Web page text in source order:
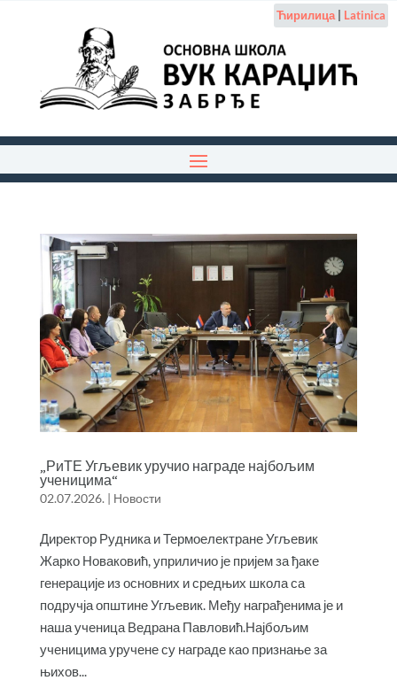
Ћирилица| Latinica
„РиТЕ Угљевик уручио награде најбољим
ученицима“
02.07.2026. | Новости
Директор Рудника и Термоелектране Угљевик
Жарко Новаковић, уприличио је пријем за ђаке
генерације из основних и средњих школа са
подручја општине Угљевик. Међу награђенима је и
наша ученица Ведрана Павловић.Најбољим
ученицима уручене су награде као признање за
њихов...